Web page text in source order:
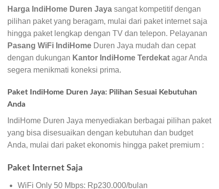
Harga IndiHome Duren Jaya sangat kompetitif dengan
pilihan paket yang beragam, mulai dari paket internet saja
hingga paket lengkap dengan TV dan telepon. Pelayanan
Pasang WiFi IndiHome Duren Jaya mudah dan cepat
dengan dukungan Kantor IndiHome Terdekat agar Anda
segera menikmati koneksi prima.
Paket IndiHome Duren Jaya: Pilihan Sesuai Kebutuhan
Anda
IndiHome Duren Jaya menyediakan berbagai pilihan paket
yang bisa disesuaikan dengan kebutuhan dan budget
Anda, mulai dari paket ekonomis hingga paket premium :
Paket Internet Saja
WiFi Only 50 Mbps: Rp230.000/bulan